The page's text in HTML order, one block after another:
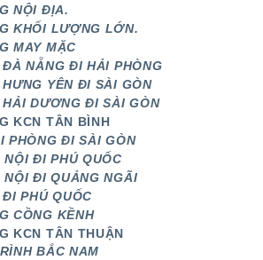
NỘI ĐỊA.
KHỐI LƯỢNG LỚN.
MAY MẶC
ĐÀ NẴNG ĐI HẢI PHÒNG
HƯNG YÊN ĐI SÀI GÒN
HẢI DƯƠNG ĐI SÀI GÒN
KCN TÂN BÌNH
PHÒNG ĐI SÀI GÒN
NỘI ĐI PHÚ QUỐC
NỘI ĐI QUẢNG NGÃI
PHÚ QUỐC
CỒNG KỀNH
KCN TÂN THUẬN
BẮC NAM